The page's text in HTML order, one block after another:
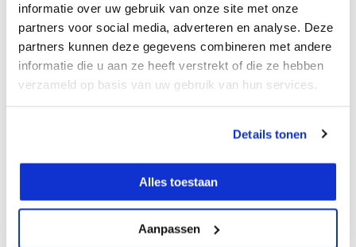
informatie over uw gebruik van onze site met onze
partners voor social media, adverteren en analyse. Deze
partners kunnen deze gegevens combineren met andere
informatie die u aan ze heeft verstrekt of die ze hebben
verzameld op basis van uw gebruik van hun services.
Details tonen
Alles toestaan
Aanpassen
Productomschrijving
Eigenschappen